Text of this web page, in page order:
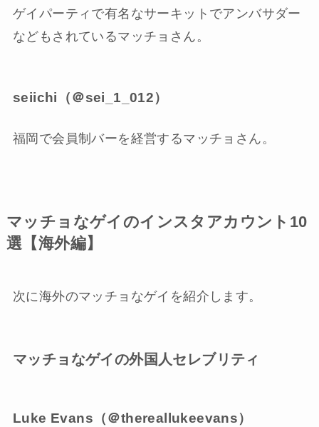
ゲイパーティで有名なサーキットでアンバサダー
などもされているマッチョさん。
seiichi（＠sei_1_012）
福岡で会員制バーを経営するマッチョさん。
マッチョなゲイのインスタアカウント10
選【海外編】
次に海外のマッチョなゲイを紹介します。
マッチョなゲイの外国人セレブリティ
Luke Evans（＠thereallukeevans）